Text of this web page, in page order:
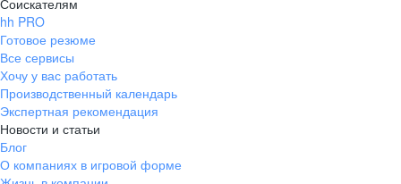
Соискателям
hh PRO
Готовое резюме
Все сервисы
Хочу у вас работать
Производственный календарь
Экспертная рекомендация
Новости и статьи
Блог
О компаниях в игровой форме